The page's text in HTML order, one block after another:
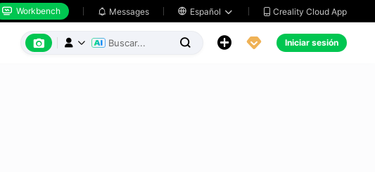
 Workbench  Messages  Español   Creality Cloud App
      Iniciar sesión